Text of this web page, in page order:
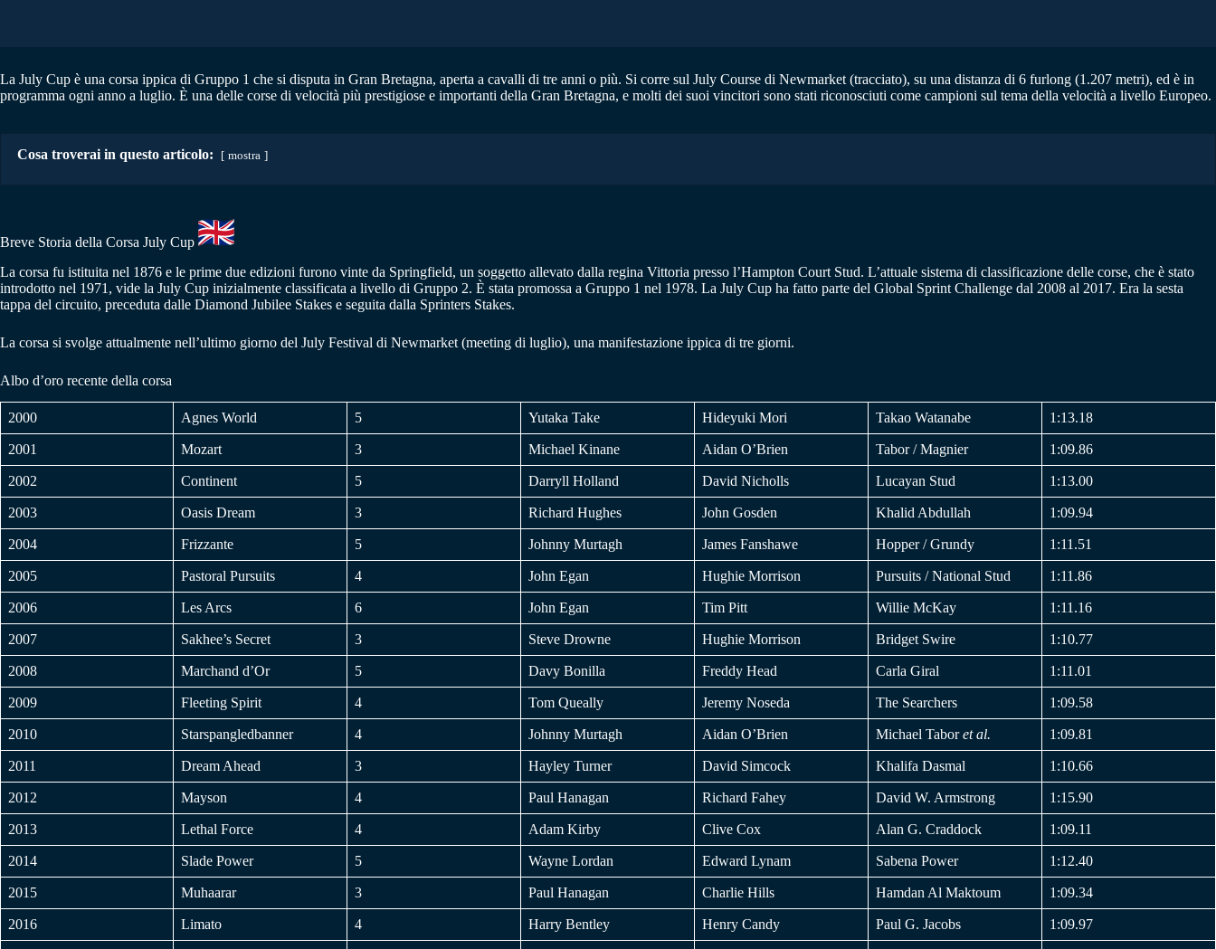
La July Cup è una corsa ippica di Gruppo 1 che si disputa in Gran Bretagna, aperta a cavalli di tre anni o più. Si corre sul July Course di Newmarket (tracciato), su una distanza di 6 furlong (1.207 metri), ed è in
programma ogni anno a luglio. È una delle corse di velocità più prestigiose e importanti della Gran Bretagna, e molti dei suoi vincitori sono stati riconosciuti come campioni sul tema della velocità a livello Europeo.
Cosa troverai in questo articolo: mostra
Breve Storia della Corsa July Cup
La corsa fu istituita nel 1876 e le prime due edizioni furono vinte da Springfield, un soggetto allevato dalla regina Vittoria presso l’Hampton Court Stud. L’attuale sistema di classificazione delle corse, che è stato
introdotto nel 1971, vide la July Cup inizialmente classificata a livello di Gruppo 2. È stata promossa a Gruppo 1 nel 1978. La July Cup ha fatto parte del Global Sprint Challenge dal 2008 al 2017. Era la sesta
tappa del circuito, preceduta dalle Diamond Jubilee Stakes e seguita dalla Sprinters Stakes.
La corsa si svolge attualmente nell’ultimo giorno del July Festival di Newmarket (meeting di luglio), una manifestazione ippica di tre giorni.
Albo d’oro recente della corsa
2000 Agnes World 5 Yutaka Take Hideyuki Mori Takao Watanabe 1:13.18
2001 Mozart 3 Michael Kinane Aidan O’Brien Tabor / Magnier 1:09.86
2002 Continent 5 Darryll Holland David Nicholls Lucayan Stud 1:13.00
2003 Oasis Dream 3 Richard Hughes John Gosden Khalid Abdullah 1:09.94
2004 Frizzante 5 Johnny Murtagh James Fanshawe Hopper / Grundy 1:11.51
2005 Pastoral Pursuits 4 John Egan Hughie Morrison Pursuits / National Stud 1:11.86
2006 Les Arcs 6 John Egan Tim Pitt Willie McKay 1:11.16
2007 Sakhee’s Secret 3 Steve Drowne Hughie Morrison Bridget Swire 1:10.77
2008 Marchand d’Or 5 Davy Bonilla Freddy Head Carla Giral 1:11.01
2009 Fleeting Spirit 4 Tom Queally Jeremy Noseda The Searchers 1:09.58
2010 Starspangledbanner 4 Johnny Murtagh Aidan O’Brien Michael Taboret al. 1:09.81
2011 Dream Ahead 3 Hayley Turner David Simcock Khalifa Dasmal 1:10.66
2012 Mayson 4 Paul Hanagan Richard Fahey David W. Armstrong 1:15.90
2013 Lethal Force 4 Adam Kirby Clive Cox Alan G. Craddock 1:09.11
2014 Slade Power 5 Wayne Lordan Edward Lynam Sabena Power 1:12.40
2015 Muhaarar 3 Paul Hanagan Charlie Hills Hamdan Al Maktoum 1:09.34
2016 Limato 4 Harry Bentley Henry Candy Paul G. Jacobs 1:09.97